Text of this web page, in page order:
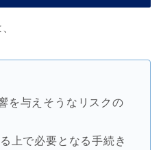
を与えそうなリスクの
上で必要となる手続き